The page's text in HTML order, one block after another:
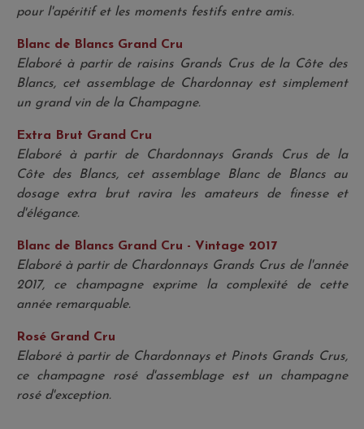
pour l'apéritif et les moments festifs entre amis.
Blanc de Blancs Grand Cru
Elaboré à partir de raisins Grands Crus de la Côte des
Blancs, cet assemblage de Chardonnay est simplement
un grand vin de la Champagne.
Extra Brut Grand Cru
Elaboré à partir de Chardonnays Grands Crus de la
Côte des Blancs, cet assemblage Blanc de Blancs au
dosage extra brut ravira les amateurs de finesse et
d'élégance.
Blanc de Blancs Grand Cru - Vintage 2017
Elaboré à partir de Chardonnays Grands Crus de l'année
2017, ce champagne exprime la complexité de cette
année remarquable.
Rosé Grand Cru
Elaboré à partir de Chardonnays et Pinots Grands Crus,
ce champagne rosé d'assemblage est un champagne
rosé d'exception.